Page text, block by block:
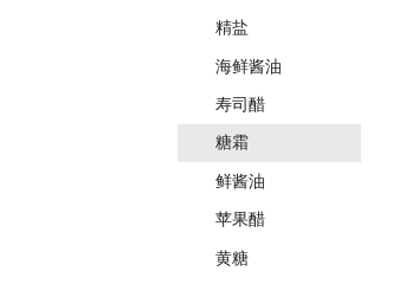
精盐
海鲜酱油
寿司醋
糖霜
鲜酱油
苹果醋
黄糖